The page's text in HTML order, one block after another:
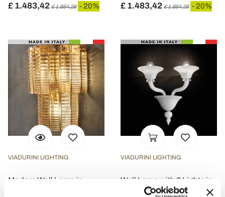
£ 1.483,42 £ 1.854,28 - 20% £ 1.483,42 £ 1.854,28 - 20%
VIADURINI LIGHTING
Modern Wall Lamp in
VIADURINI LIGHTING
Wall Lamp with 2 Lights in
Handcrafted Venice Glass -